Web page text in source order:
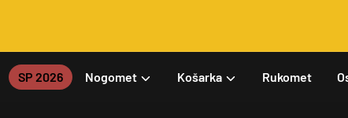
SP 2026 Nogomet Košarka Rukomet